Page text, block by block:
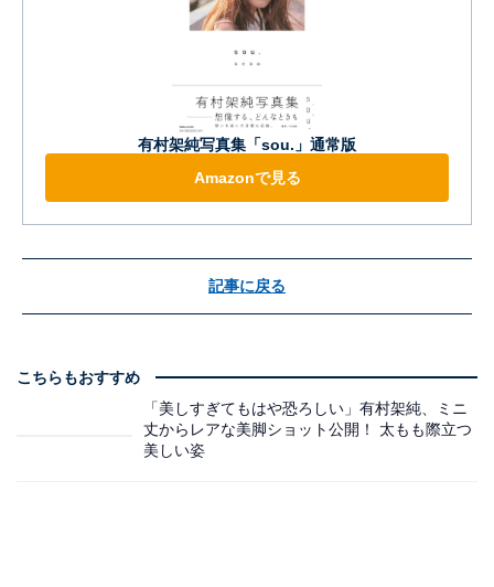
有村架純写真集「sou.」通常版
Amazonで見る
記事に戻る
こちらもおすすめ
「美しすぎてもはや恐ろしい」有村架純、ミニ
丈からレアな美脚ショット公開！ 太もも際立つ
美しい姿